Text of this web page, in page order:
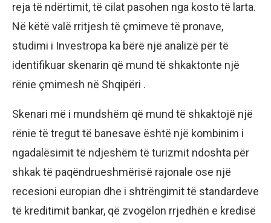
reja të ndërtimit, të cilat pasohen nga kosto të larta.
Në këtë valë rritjesh të çmimeve të pronave,
studimi i Investropa ka bërë një analizë për të
identifikuar skenarin që mund të shkaktonte një
rënie çmimesh në Shqipëri .
Skenari më i mundshëm që mund të shkaktojë një
rënie të tregut të banesave është një kombinim i
ngadalësimit të ndjeshëm të turizmit ndoshta për
shkak të paqëndrueshmërisë rajonale ose një
recesioni europian dhe i shtrëngimit të standardeve
të kreditimit bankar, që zvogëlon rrjedhën e kredisë